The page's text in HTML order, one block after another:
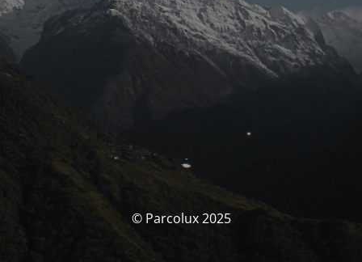
© Parcolux 2025